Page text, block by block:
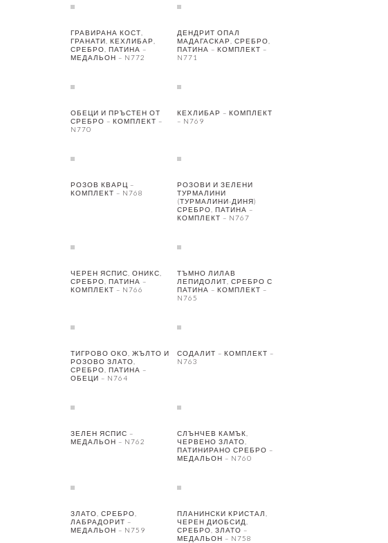
ГРАВИРАНА КОСТ,
ГРАНАТИ, КЕХЛИБАР,
СРЕБРО, ПАТИНА –
МЕДАЛЬОН – N772
ДЕНДРИТ ОПАЛ
МАДАГАСКАР, СРЕБРО,
ПАТИНА – КОМПЛЕКТ –
N771
ОБЕЦИ И ПРЪСТЕН ОТ
СРЕБРО – КОМПЛЕКТ –
N770
КЕХЛИБАР – КОМПЛЕКТ
– N769
РОЗОВ КВАРЦ –
КОМПЛЕКТ – N768
РОЗОВИ И ЗЕЛЕНИ
ТУРМАЛИНИ
(ТУРМАЛИНИ-ДИНЯ)
СРЕБРО, ПАТИНА –
КОМПЛЕКТ – N767
ЧЕРЕН ЯСПИС, ОНИКС,
СРЕБРО, ПАТИНА –
КОМПЛЕКТ – N766
ТЪМНО ЛИЛАВ
ЛЕПИДОЛИТ, СРЕБРО С
ПАТИНА – КОМПЛЕКТ –
N765
ТИГРОВО ОКО, ЖЪЛТО И
РОЗОВО ЗЛАТО,
СРЕБРО, ПАТИНА –
ОБЕЦИ – N764
СОДАЛИТ – КОМПЛЕКТ –
N763
ЗЕЛЕН ЯСПИС –
МЕДАЛЬОН – N762
СЛЪНЧЕВ КАМЪК,
ЧЕРВЕНО ЗЛАТО,
ПАТИНИРАНО СРЕБРО –
МЕДАЛЬОН – N760
ЗЛАТО, СРЕБРО,
ЛАБРАДОРИТ –
МЕДАЛЬОН – N759
ПЛАНИНСКИ КРИСТАЛ,
ЧЕРЕН ДИОБСИД,
СРЕБРО, ЗЛАТО –
МЕДАЛЬОН – N758